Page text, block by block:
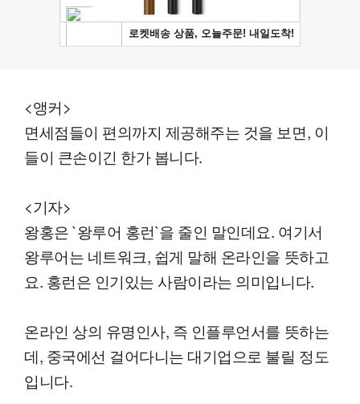
<앵커>
면세점들이 편의까지 제공해주는 것을 보면, 이
들이 큰손이긴 한가 봅니다.
<기자>
왕홍은 `왕루어 홍런`을 줄인 말인데요. 여기서
왕루어는 네트워크, 쉽게 말해 온라인을 뜻하고
요. 홍런은 인기있는 사람이라는 의미입니다.
온라인 상의 유명인사, 즉 인플루언서를 뜻하는
데, 중국에선 걸어다니는 대기업으로 불릴 정도
입니다.